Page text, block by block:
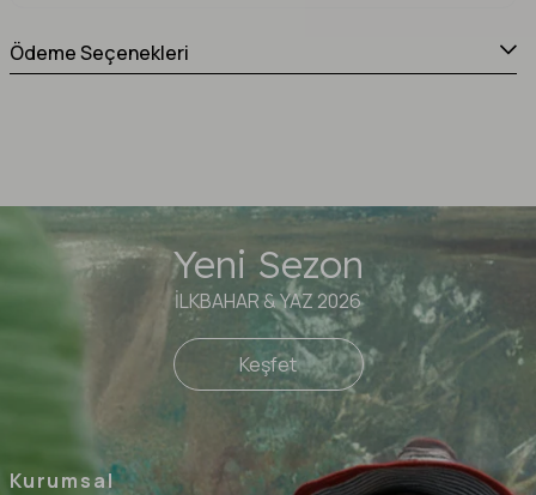
Ödeme Seçenekleri
Kurumsal
Yeni Sezon
İLKBAHAR & YAZ 2026
Keşfet